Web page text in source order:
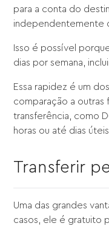
para a conta do
independentemente
Isso é possível
dias por semana,
Essa rapidez é um
comparação a outras
transferência, como
horas ou até dias
Transferir
Uma das grandes
casos, ele é gratuito